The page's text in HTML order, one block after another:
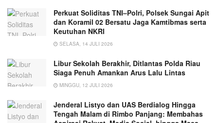
Perkuat Soliditas TNI–Polri, Polsek Sungai Apit
dan Koramil 02 Bersatu Jaga Kamtibmas serta
Keutuhan NKRI
SELASA, 14 JULI 2026
Libur Sekolah Berakhir, Ditlantas Polda Riau
Siaga Penuh Amankan Arus Lalu Lintas
MINGGU, 12 JULI 2026
Jenderal Listyo dan UAS Berdialog Hingga
Tengah Malam di Rimbo Panjang: Membahas